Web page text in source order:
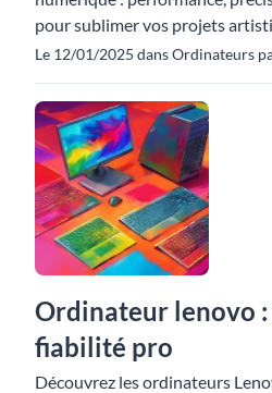
pour sublimer vos projets
Le 12/01/2025 dans Ordinateurs
Ordinateur lenovo :
fiabilité pro
Découvrez les ordinateurs